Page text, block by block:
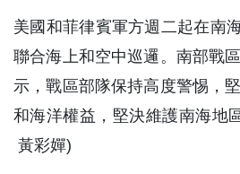
美國和菲律賓軍方週二起在南
聯合海上和空中巡邏。南部戰
示，戰區部隊保持高度警惕，
和海洋權益，堅決維護南海地
黃彩嬋)